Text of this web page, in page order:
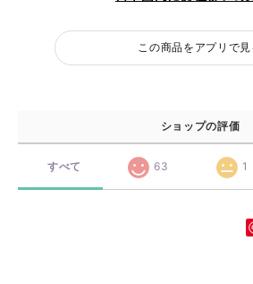
この商品をアプリで見
ショップの評価
すべて 63 1